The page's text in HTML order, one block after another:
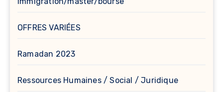
OFFRES VARIÉES
Ramadan 2023
Ressources Humaines / Social / Juridique